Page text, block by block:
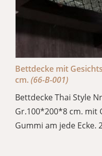
Bettdecke mit
cm.(66-B-001)
Bettdecke Thai Style
Gr.100*200*8 cm. mit